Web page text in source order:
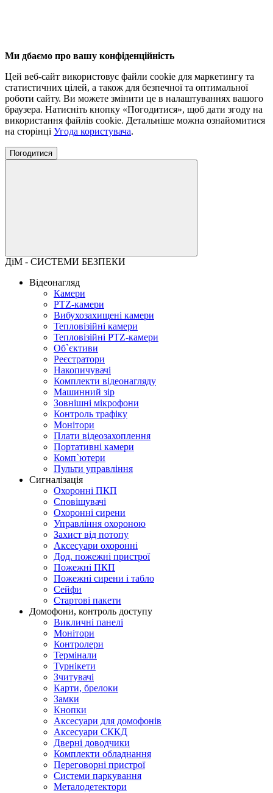
Ми дбаємо про вашу конфіденційність
Цей веб-сайт використовує файли cookie для маркетингу та
статистичних цілей, а також для безпечної та оптимальної
роботи сайту. Ви можете змінити це в налаштуваннях вашого
браузера. Натисніть кнопку «Погодитися», щоб дати згоду на
використання файлів cookie. Детальніше можна ознайомитися
на сторінці Угода користувача.
Погодитися
ДіМ - СИСТЕМИ БЕЗПЕКИ
Відеонагляд
Камери
PTZ-камери
Вибухозахищені камери
Тепловізійні камери
Тепловізійні PTZ-камери
Об`єктиви
Реєстратори
Накопичувачі
Комплекти відеонагляду
Машинний зір
Зовнішні мікрофони
Контроль трафіку
Монітори
Плати відеозахоплення
Портативні камери
Комп`ютери
Пульти управління
Сигналізація
Охоронні ПКП
Сповіщувачі
Охоронні сирени
Управління охороною
Захист від потопу
Аксесуари охоронні
Дод. пожежні пристрої
Пожежні ПКП
Пожежні сирени і табло
Сейфи
Стартові пакети
Домофони, контроль доступу
Викличні панелі
Монітори
Контролери
Термінали
Турнікети
Зчитувачі
Карти, брелоки
Замки
Кнопки
Аксесуари для домофонів
Аксесуари СККД
Дверні доводчики
Комплекти обладнання
Переговорні пристрої
Системи паркування
Металодетектори